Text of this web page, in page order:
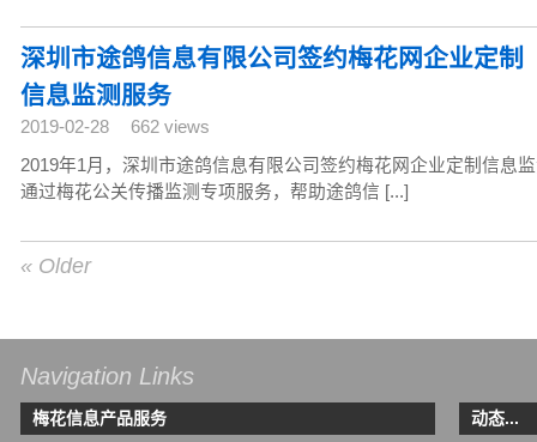
深圳市途鸽信息有限公司签约梅花网企业定制
信息监测服务
2019-02-28
662 views
2019年1月，深圳市途鸽信息有限公司签约梅花网企业定制信息
通过梅花公关传播监测专项服务，帮助途鸽信 [...]
« Older
Navigation Links
梅花信息产品服务 动态...